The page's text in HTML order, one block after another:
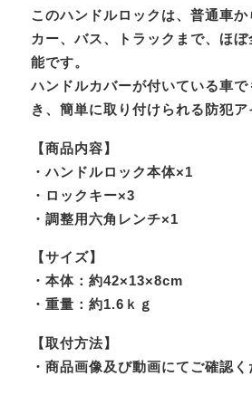
このハンドルロックは、普通車
カー、バス、トラックまで、ほ
能です。
ハンドルカバーが付いている車
き、簡単に取り付けられる防犯ア
【商品内容】
・ハンドルロック本体×1
・ロックキー×3
・調整用六角レンチ×1
【サイズ】
・本体：約42×13×8cm
・重量：約1.6ｋｇ
【取付方法】
・商品画像及び動画にてご確認く